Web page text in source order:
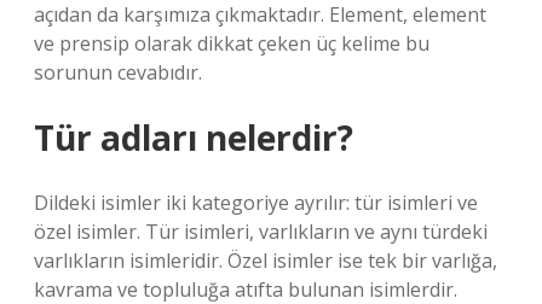
açıdan da karşımıza çıkmaktadır. Element, element
ve prensip olarak dikkat çeken üç kelime bu
sorunun cevabıdır.
Tür adları nelerdir?
Dildeki isimler iki kategoriye ayrılır: tür isimleri ve
özel isimler. Tür isimleri, varlıkların ve aynı türdeki
varlıkların isimleridir. Özel isimler ise tek bir varlığa,
kavrama ve topluluğa atıfta bulunan isimlerdir.